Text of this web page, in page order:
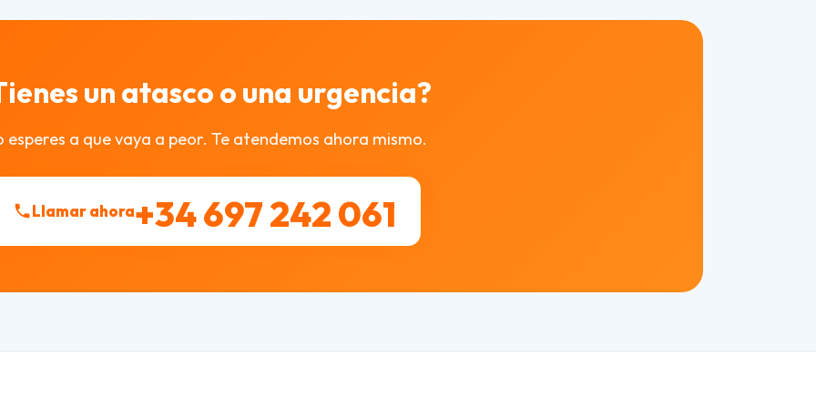
un atasco o una urgencia?
esperes a que vaya a peor. Te atendemos ahora mismo.
Llamar ahora+34 697 242 061